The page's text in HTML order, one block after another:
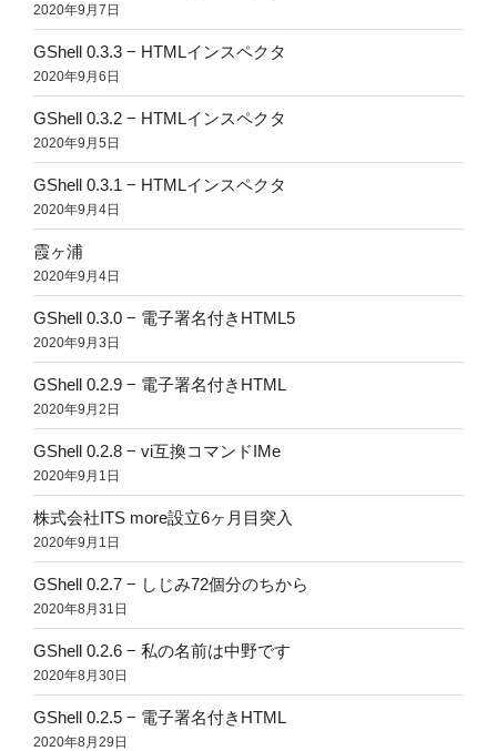
2020年9月7日
GShell 0.3.3 − HTMLインスペクタ
2020年9月6日
GShell 0.3.2 − HTMLインスペクタ
2020年9月5日
GShell 0.3.1 − HTMLインスペクタ
2020年9月4日
霞ヶ浦
2020年9月4日
GShell 0.3.0 − 電子署名付きHTML5
2020年9月3日
GShell 0.2.9 − 電子署名付きHTML
2020年9月2日
GShell 0.2.8 − vi互換コマンドIMe
2020年9月1日
株式会社ITS more設立6ヶ月目突入
2020年9月1日
GShell 0.2.7 − しじみ72個分のちから
2020年8月31日
GShell 0.2.6 − 私の名前は中野です
2020年8月30日
GShell 0.2.5 − 電子署名付きHTML
2020年8月29日